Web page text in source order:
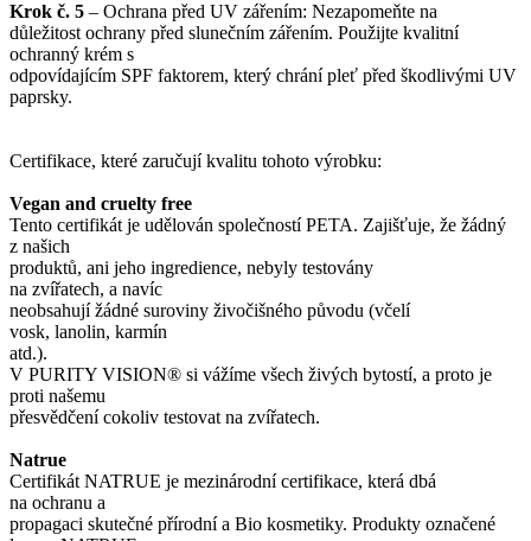
Krok č. 5 – Ochrana před UV zářením: Nezapomeňte na
důležitost ochrany před slunečním zářením. Použijte kvalitní
ochranný krém s
odpovídajícím SPF faktorem, který chrání pleť před škodlivými UV
paprsky.
Certifikace, které zaručují kvalitu tohoto výrobku:
Vegan and cruelty free
Tento certifikát je udělován společností PETA. Zajišťuje, že žádný
z našich
produktů, ani jeho ingredience, nebyly testovány
na zvířatech, a navíc
neobsahují žádné suroviny živočišného původu (včelí
vosk, lanolin, karmín
atd.).
V PURITY VISION® si vážíme všech živých bytostí, a proto je
proti našemu
přesvědčení cokoliv testovat na zvířatech.
Natrue
Certifikát NATRUE je mezinárodní certifikace, která dbá
na ochranu a
propagaci skutečné přírodní a Bio kosmetiky. Produkty označené